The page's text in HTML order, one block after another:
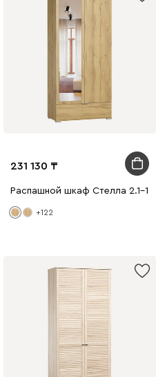
Дуб Сонома
231 130
Распашной шкаф Стелла 2.1-
+122